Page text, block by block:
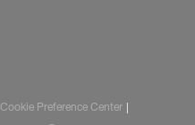
Cookie Preference Center